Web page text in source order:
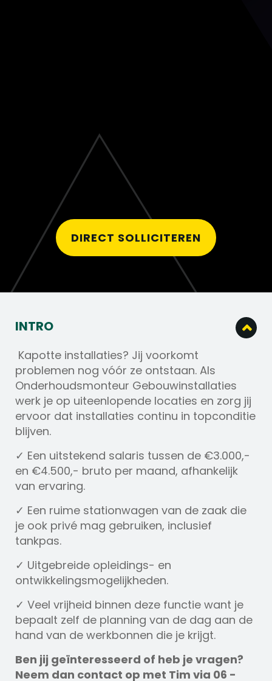
DIRECT SOLLICITEREN
INTRO
Kapotte installaties? Jij voorkomt
problemen nog vóór ze ontstaan. Als
Onderhoudsmonteur Gebouwinstallaties
werk je op uiteenlopende locaties en zorg jij
ervoor dat installaties continu in topconditie
blijven.
✓ Een uitstekend salaris tussen de €3.000,-
en €4.500,- bruto per maand, afhankelijk
van ervaring.
✓ Een ruime stationwagen van de zaak die
je ook privé mag gebruiken, inclusief
tankpas.
✓ Uitgebreide opleidings- en
ontwikkelingsmogelijkheden.
✓ Veel vrijheid binnen deze functie want je
bepaalt zelf de planning van de dag aan de
hand van de werkbonnen die je krijgt.
Ben jij geïnteresseerd of heb je vragen?
Neem dan contact op met Tim via 06 -